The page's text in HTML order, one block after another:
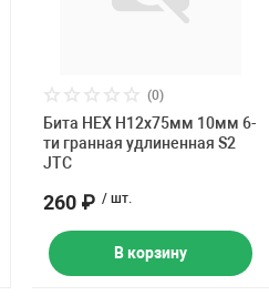
(0)
Бита HEX H12х75мм 10мм 6-
ти гранная удлиненная S2
JTC
260 ₽ / шт.
В корзину